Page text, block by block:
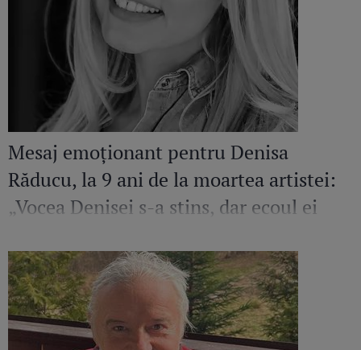
Mesaj emoționant pentru Denisa
Răducu, la 9 ani de la moartea artistei:
„Vocea Denisei s-a stins, dar ecoul ei